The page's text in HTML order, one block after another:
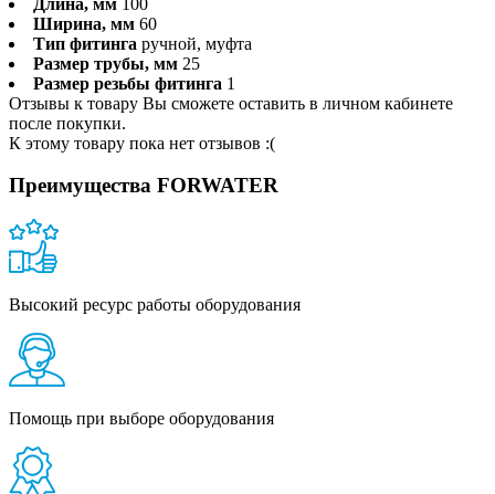
Ширина, мм 60
Тип фитинга ручной, муфта
Размер трубы, мм 25
Размер резьбы фитинга 1
Отзывы к товару Вы сможете оставить в личном кабинете
после покупки.
К этому товару пока нет отзывов :(
Преимущества FORWATER
Высокий ресурс работы оборудования
Помощь при выборе оборудования